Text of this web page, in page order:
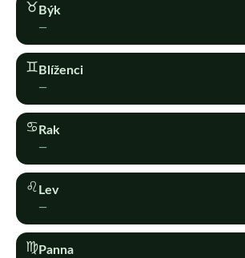
♉︎ Býk
—
♊︎ Blíženci
—
♋︎ Rak
—
♌︎ Lev
—
♍︎Panna